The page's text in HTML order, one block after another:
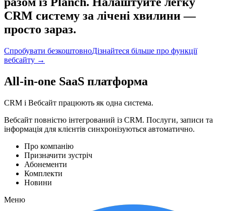
CRM систему за лічені хвилини —
просто зараз.
Спробувати безкоштовноДізнайтеся більше про функції
вебсайту →
All-in-one SaaS платформа
CRM і Вебсайт працюють як одна система.
Вебсайт повністю інтегрований із CRM. Послуги, записи та
інформація для клієнтів синхронізуються автоматично.
Про компанію
Призначити зустріч
Абонементи
Комплекти
Новини
Меню